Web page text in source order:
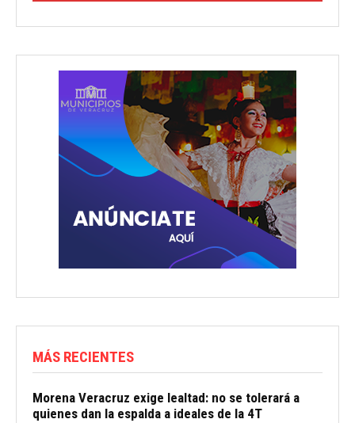
MÁS RECIENTES
Morena Veracruz exige lealtad: no se tolerará a
quienes dan la espalda a ideales de la 4T